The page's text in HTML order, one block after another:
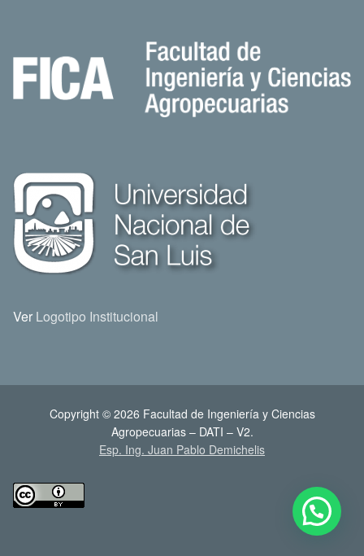
Ver Logotipo Institucional
Copyright © 2026 Facultad de Ingeniería y Ciencias
Agropecuarias – DATI – V2.
Esp. Ing. Juan Pablo Demichelis